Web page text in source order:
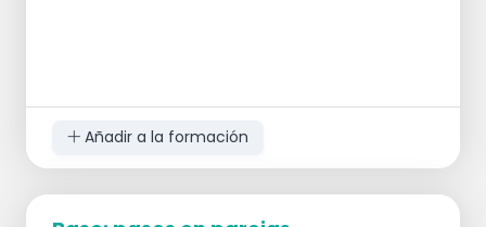
Añadir a la formación